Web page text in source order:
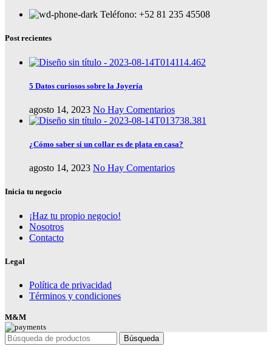
Teléfono: +52 81 235 45508
Post recientes
5 Datos curiosos sobre la Joyería
agosto 14, 2023 No Hay Comentarios
¿Cómo saber si un collar es de plata en casa?
agosto 14, 2023 No Hay Comentarios
Inicia tu negocio
¡Haz tu propio negocio!
Nosotros
Contacto
Legal
Política de privacidad
Términos y condiciones
M&M
Búsqueda